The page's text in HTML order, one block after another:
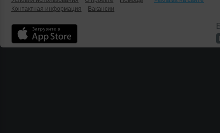
Контактная информация
Вакансии